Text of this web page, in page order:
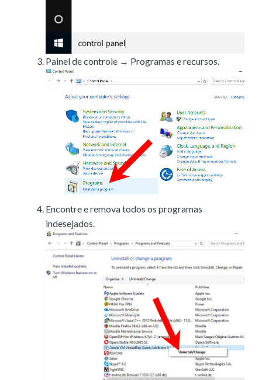
Painel de controle → Programas e recursos.
Encontre e remova todos os programas
indesejados.